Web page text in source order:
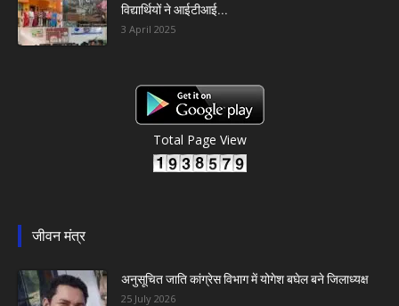
विद्यार्थियों ने आईटीआई...
3 April 2025
Total Page View
जीवन मंत्र
अनुसूचित जाति कांग्रेस विभाग में योगेश बघेल बने जिलाध्यक्ष
25 July 2026